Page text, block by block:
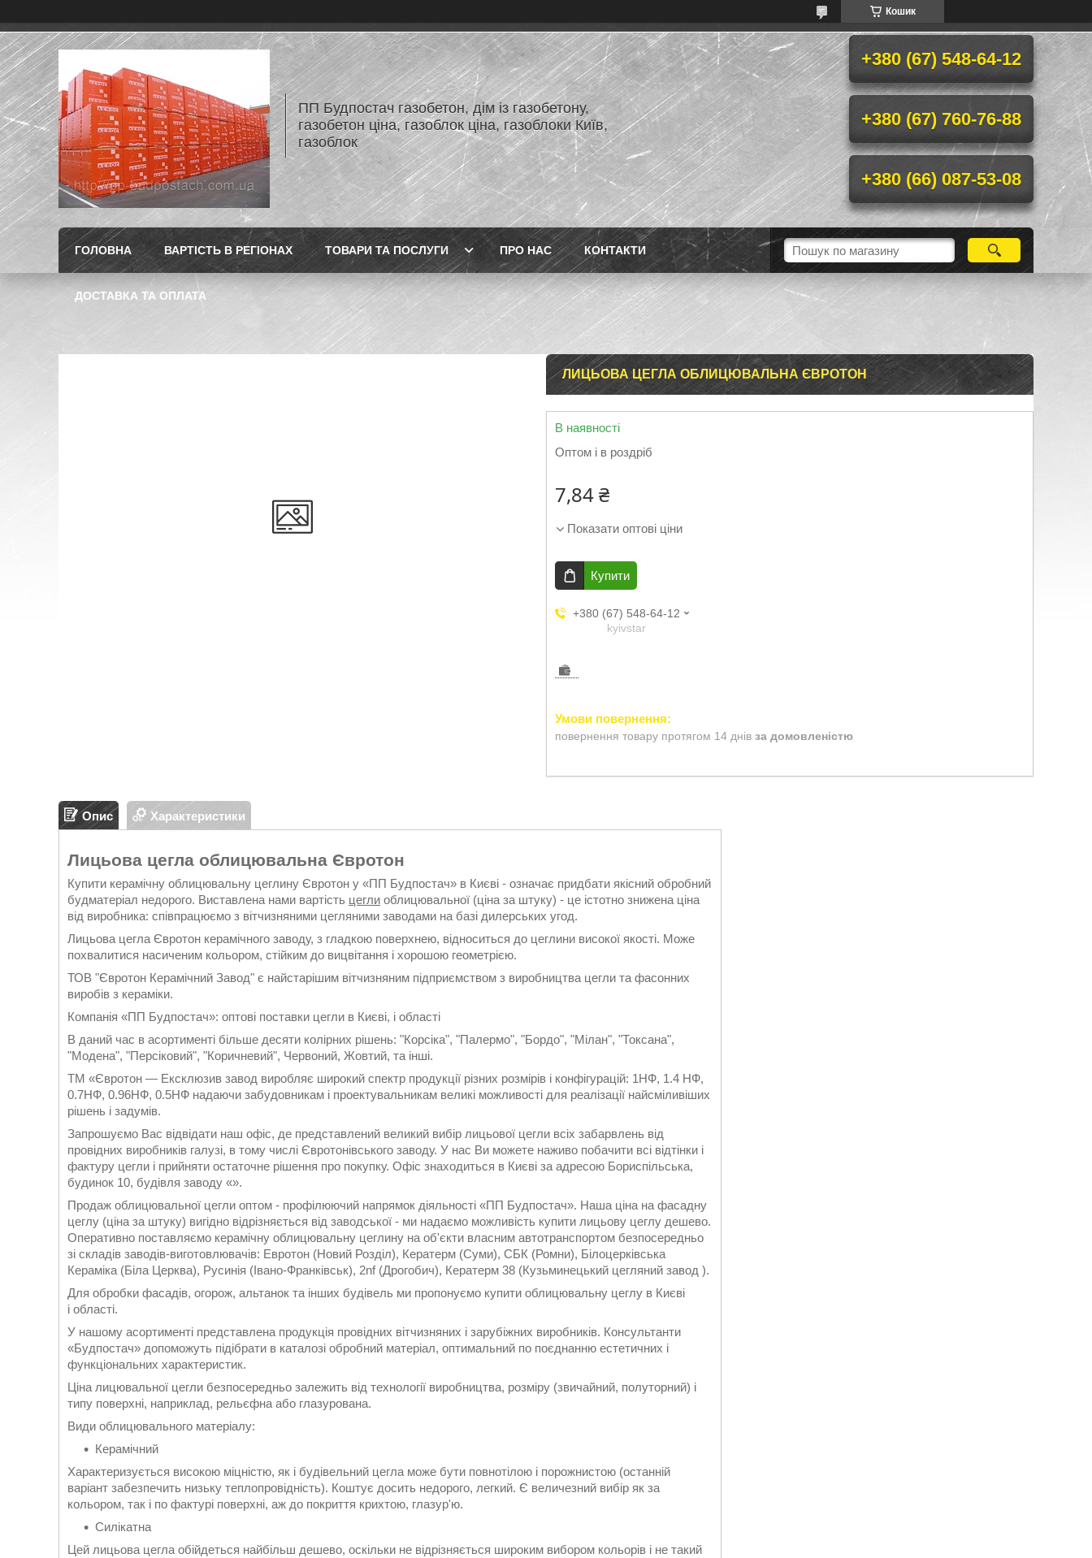
Кошик
ПП Будпостач газобетон, дім із газобетону,
газобетон ціна, газоблок ціна, газоблоки Київ,
газоблок
+380 (67) 548-64-12
+380 (67) 760-76-88
+380 (66) 087-53-08
ГОЛОВНА ВАРТІСТЬ В РЕГІОНАХ ТОВАРИ ТА ПОСЛУГИ ПРО НАС КОНТАКТИ
ДОСТАВКА ТА ОПЛАТА
ЛИЦЬОВА ЦЕГЛА ОБЛИЦЮВАЛЬНА ЄВРОТОН
В наявності
Оптом і в роздріб
7,84 ₴
Показати оптові ціни
Купити
+380 (67) 548-64-12
kyivstar
повернення товару протягом 14 днів за домовленістю
Опис Характеристики
Лицьова цегла облицювальна Євротон
Купити керамічну облицювальну цеглину Євротон у «ПП Будпостач» в Києві - означає придбати якісний обробний
будматеріал недорого. Виставлена ​​нами вартість цегли облицювальної (ціна за штуку) - це істотно знижена ціна
від виробника: співпрацюємо з вітчизняними цегляними заводами на базі дилерських угод.
Лицьова цегла Євротон керамічного заводу, з гладкою поверхнею, відноситься до цеглини високої якості. Може
похвалитися насиченим кольором, стійким до вицвітання і хорошою геометрією.
ТОВ "Євротон Керамічний Завод" є найстарішим вітчизняним підприємством з виробництва цегли та фасонних
виробів з кераміки.
Компанія «ПП Будпостач»: оптові поставки цегли в Києві, і області
В даний час в асортименті більше десяти колірних рішень: "Корсіка", "Палермо", "Бордо", "Мілан", "Токсана",
"Модена", "Персіковий", "Коричневий", Червоний, Жовтий, та інші.
ТМ «Євротон — Ексклюзив завод виробляє широкий спектр продукції різних розмірів і конфігурацій: 1НФ, 1.4 НФ,
0.7НФ, 0.96НФ, 0.5НФ надаючи забудовникам і проектувальникам великі можливості для реалізації найсміливіших
рішень і задумів.
Запрошуємо Вас відвідати наш офіс, де представлений великий вибір лицьової цегли всіх забарвлень від
провідних виробників галузі, в тому числі Євротонівського заводу. У нас Ви можете наживо побачити всі відтінки і
фактуру цегли і прийняти остаточне рішення про покупку. Офіс знаходиться в Києві за адресою Бориспільська,
будинок 10, будівля заводу «».
Продаж облицювальної цегли оптом - профілюючий напрямок діяльності «ПП Будпостач». Наша ціна на фасадну
цеглу (ціна за штуку) вигідно відрізняється від заводської - ми надаємо можливість купити лицьову цеглу дешево.
Оперативно поставляємо керамічну облицювальну цеглину на об'єкти власним автотранспортом безпосередньо
зі складів заводів-виготовлювачів: Евротон (Новий Розділ), Кератерм (Суми), СБК (Ромни), Білоцерківська
Кераміка (Біла Церква), Русинія (Івано-Франківськ), 2nf (Дрогобич), Кератерм 38 (Кузьминецький цегляний завод ).
Для обробки фасадів, огорож, альтанок та інших будівель ми пропонуємо купити облицювальну цеглу в Києві
і області.
У нашому асортименті представлена продукція провідних вітчизняних і зарубіжних виробників. Консультанти
«Будпостач» допоможуть підібрати в каталозі обробний матеріал, оптимальний по поєднанню естетичних і
функціональних характеристик.
Ціна лицювальної цегли безпосередньо залежить від технології виробництва, розміру (звичайний, полуторний) і
типу поверхні, наприклад, рельєфна або глазурована.
Види облицювального матеріалу:
Керамічний
Характеризується високою міцністю, як і будівельний цегла може бути повнотілою і порожнистою (останній
варіант забезпечить низьку теплопровідність). Коштує досить недорого, легкий. Є величезний вибір як за
кольором, так і по фактурі поверхні, аж до покриття крихтою, глазур'ю.
Силікатна
Цей лицьова цегла обійдеться найбільш дешево, оскільки не відрізняється широким вибором кольорів і не такий